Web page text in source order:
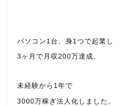
パソコン1台、身1つで起業し
3ヶ月で月収200万達成。
未経験から1年で
3000万稼ぎ法人化しました。